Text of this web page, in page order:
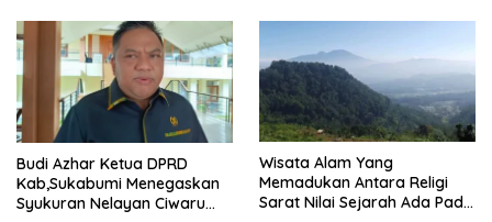
Budi Azhar Ketua DPRD
Kab,Sukabumi Menegaskan
Syukuran Nelayan Ciwaru
Wisata Alam Yang
Memadukan Antara Religi
Sarat Nilai Sejarah Ada Pada